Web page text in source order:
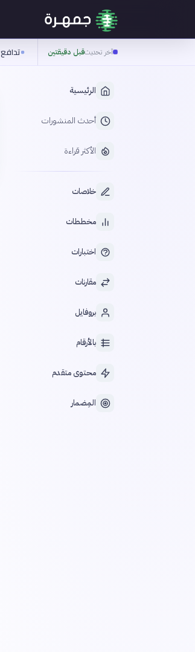
آخر تحديثقبل دقيقتين تدافع
الرئيسية
أحدث المنشورات
الأكثر قراءة
خلاصات
مخططات
اختبارات
مقارنات
بروفايل
بالأرقام
محتوى متقدم
المِضمار